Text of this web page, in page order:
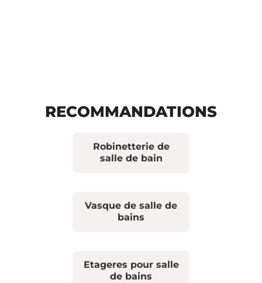
RECOMMANDATIONS
Robinetterie de
salle de bain
Vasque de salle de
bains
Etageres pour salle
de bains